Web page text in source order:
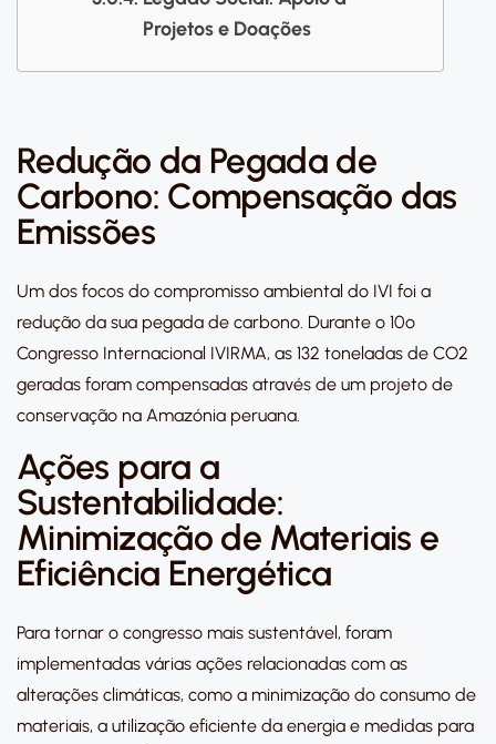
Projetos e Doações
Redução da Pegada de
Carbono: Compensação das
Emissões
Um dos focos do compromisso ambiental do IVI foi a
redução da sua pegada de carbono. Durante o 10º
Congresso Internacional IVIRMA, as 132 toneladas de CO2
geradas foram compensadas através de um projeto de
conservação na Amazónia peruana.
Ações para a
Sustentabilidade:
Minimização de Materiais e
Eficiência Energética
Para tornar o congresso mais sustentável, foram
implementadas várias ações relacionadas com as
alterações climáticas, como a minimização do consumo de
materiais, a utilização eficiente da energia e medidas para